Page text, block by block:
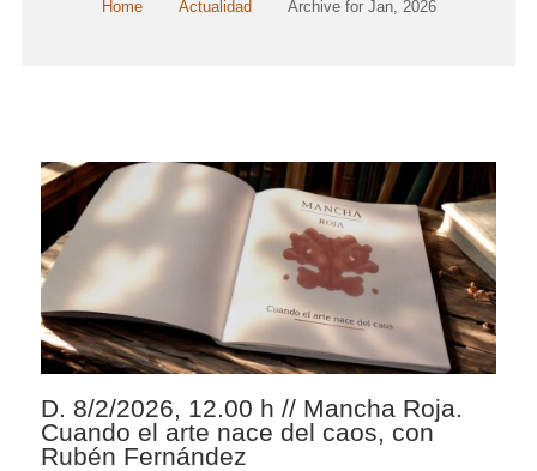
Home Actualidad Archive for Jan, 2026
D. 8/2/2026, 12.00 h // Mancha Roja.
Cuando el arte nace del caos, con
Rubén Fernández